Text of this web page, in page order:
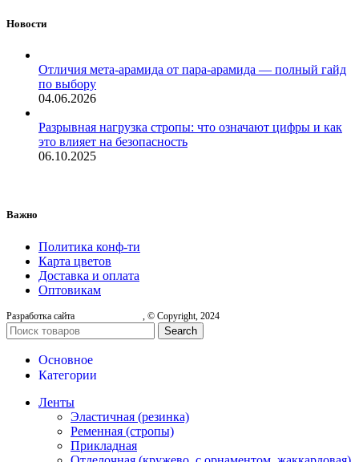
Новости
Отличия мета-арамида от пара-арамида — полный гайд
по выбору
04.06.2026
Разрывная нагрузка стропы: что означают цифры и как
это влияет на безопасность
06.10.2025
Важно
Политика конф-ти
Карта цветов
Доставка и оплата
Оптовикам
Разработка сайта , © Copyright, 2024
Search
Основное
Категории
Ленты
Эластичная (резинка)
Ременная (стропы)
Прикладная